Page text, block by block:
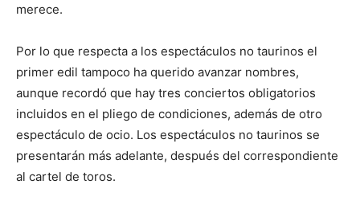
merece.
Por lo que respecta a los espectáculos no taurinos el
primer edil tampoco ha querido avanzar nombres,
aunque recordó que hay tres conciertos obligatorios
incluidos en el pliego de condiciones, además de otro
espectáculo de ocio. Los espectáculos no taurinos se
presentarán más adelante, después del correspondiente
al cartel de toros.